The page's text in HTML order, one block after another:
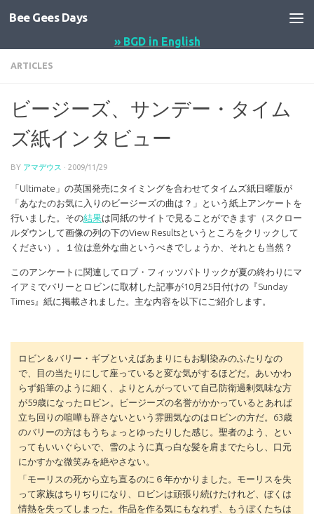
コンテンツへスキップ
Bee Gees Days
» BGD in English
ARTICLES
ビージーズ、サンデー・タイム
ズ紙インタビュー
BY アマデウス · 2009/11/29
「Ultimate」の英国発売にタイミングを合わせてタイムズ紙日曜版が
「あなたのお気に入りのビージーズの曲は？」という紙上アンケートを
行いました。その結果は同紙のサイトで見ることができます（スクロー
ルダウンして画像の列の下のView Resultsというところをクリックして
ください）。１位は意外な曲というべきでしょうか、それとも当然？
このアンケートに関連してロブ・フィッツパトリックが夏の終わりにマ
イアミでバリーとロビンに取材した記事が10月25日付けの『Sunday
Times』紙に掲載されました。主な内容を以下にご紹介します。
ロビン＆バリー・ギブといえばあまりにもお馴染みのふたりなの
で、目の当たりにして座っていると変な気がするほどだ。あいかわ
らず鉛筆のように細く、よりとんがっていて自己防衛過剰気味な方
が59歳になったロビン。ビージーズの名誉がかかっているとあれば
立ち回りの喧嘩も辞さないという雰囲気なのはロビンの方だ。63歳
のバリーの方はもうちょっとゆったりした感じ。聖者のよう、とい
ってもいいぐらいで、雪のように真っ白な髪を肩までたらし、口元
にかすかな微笑みを絶やさない。
「モーリスの死から立ち直るのに６年かかりました。モーリスを失
って家族はちりぢりになり、ロビンは頑張り続けたけれど、ぼくは
情熱を失ってしまった。作品を作る気にもなれず、もうぼくたちは